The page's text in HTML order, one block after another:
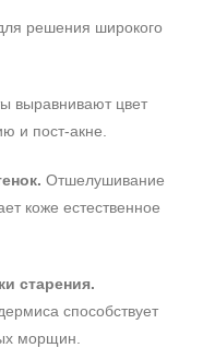
решения широкого
выравнивают цвет
и пост‑акне.
Отшелушивание
коже естественное
старения.
способствует
морщин.